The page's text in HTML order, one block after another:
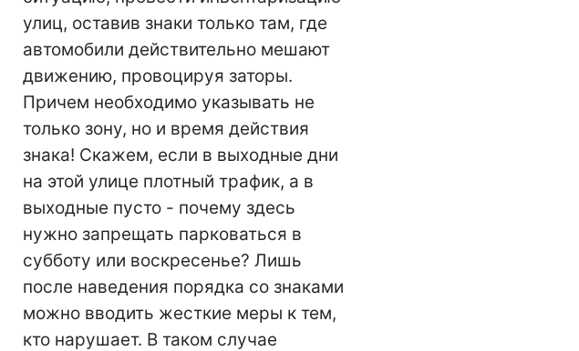
улиц, оставив знаки только там, где
автомобили действительно мешают
движению, провоцируя заторы.
Причем необходимо указывать не
только зону, но и время действия
знака! Скажем, если в выходные дни
на этой улице плотный трафик, а в
выходные пусто - почему здесь
нужно запрещать парковаться в
субботу или воскресенье? Лишь
после наведения порядка со знаками
можно вводить жесткие меры к тем,
кто нарушает. В таком случае